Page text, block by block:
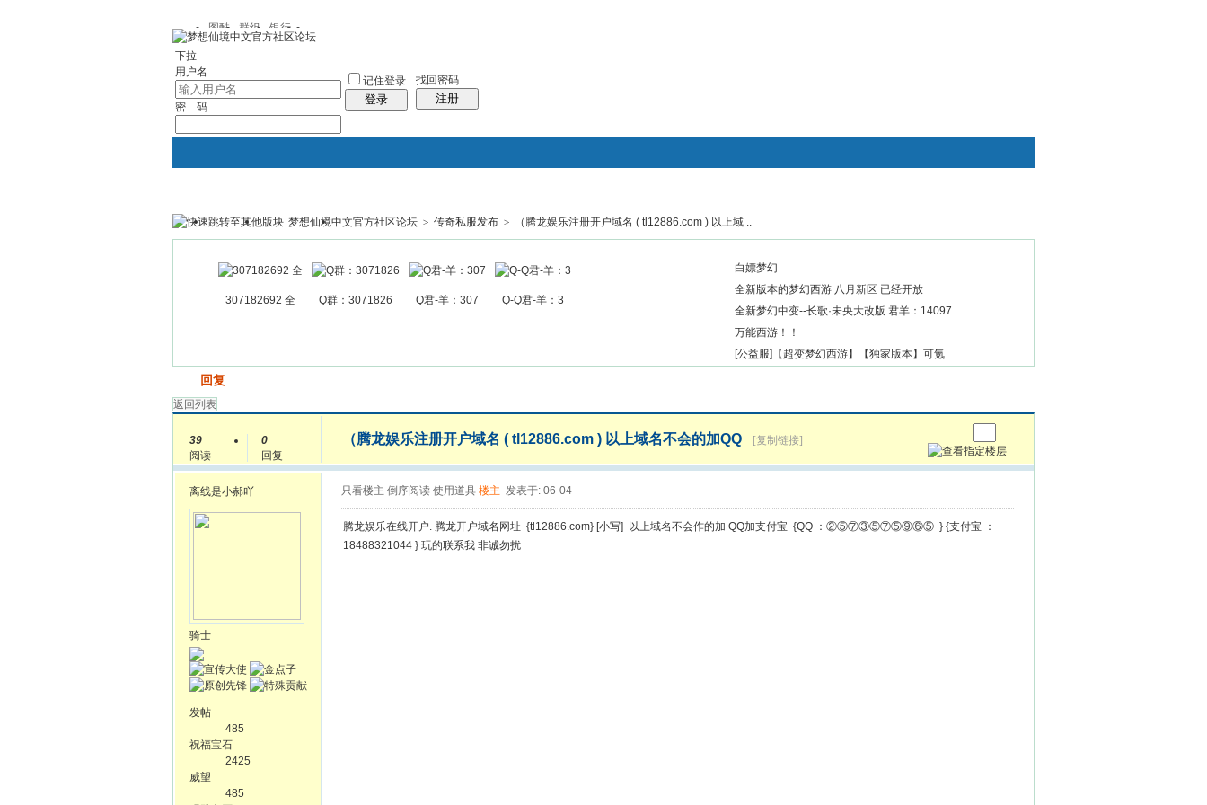
图酷 群组 银行
下拉
用户名
密 码
记住登录
登录
找回密码
注册
银行 群组聚合 我的空间
帖子
搜索
梦想仙境中文官方社区论坛 > 传奇私服发布 > （腾龙娱乐注册开户域名 ( tl12886.com ) 以上域 ..
307182692 全 Q群：3071826 Q君-羊：307 Q-Q君-羊：3
白嫖梦幻
全新版本的梦幻西游 八月新区 已经开放
全新梦幻中变--长歌·未央大改版 君羊：14097
万能西游！！
[公益服]【超变梦幻西游】【独家版本】可氪
回复
返回列表
39
阅读
0
回复
（腾龙娱乐注册开户域名 ( tl12886.com ) 以上域名不会的加QQ [复制链接]
离线是小郝吖
骑士
发帖
485
祝福宝石
2425
威望
485
只看楼主 倒序阅读 使用道具 楼主 发表于: 06-04
腾龙娱乐在线开户. 腾龙开户域名网址 {tl12886.com} [小写] 以上域名不会作的加 QQ加支付宝 {QQ ：②⑤⑦③⑤⑦⑤⑨⑥⑤ } {支付宝 ：
18488321044 } 玩的联系我 非诚勿扰